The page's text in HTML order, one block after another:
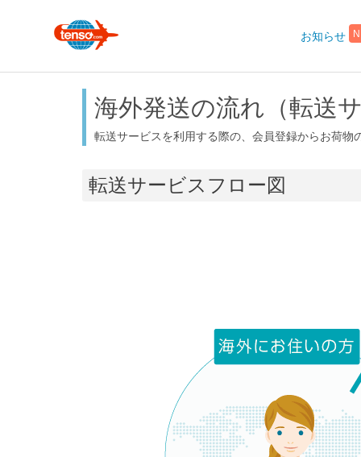
お知らせ
海外発送の流れ（転送
転送サービスを利用する際の、会員登録からお荷
転送サービスフロー図